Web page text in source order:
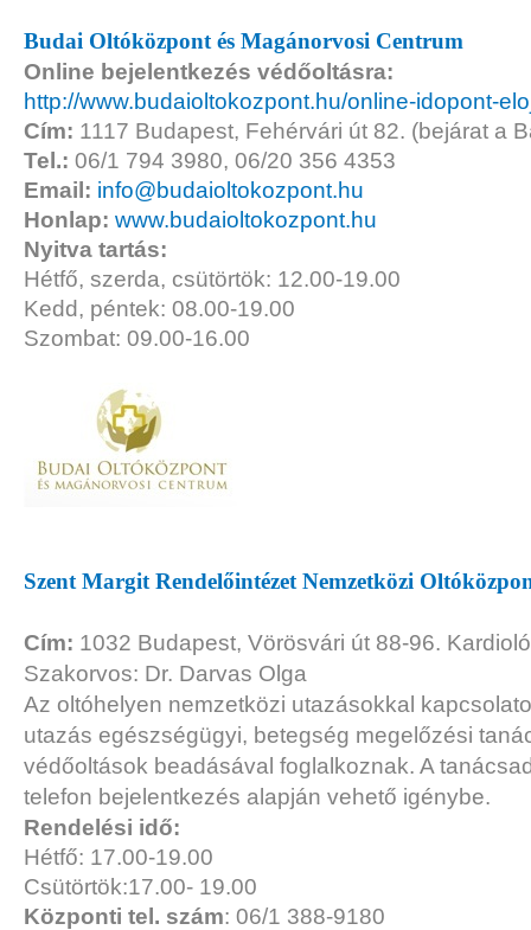
Budai Oltóközpont és Magánorvosi Centrum
Online bejelentkezés védőoltásra:
http://www.budaioltokozpont.hu/online-idopont-
Cím: 1117 Budapest, Fehérvári út 82. (bejárat a
Tel.: 06/1 794 3980, 06/20 356 4353
Email: info@budaioltokozpont.hu
Honlap: www.budaioltokozpont.hu
Nyitva tartás:
Hétfő, szerda, csütörtök: 12.00-19.00
Kedd, péntek: 08.00-19.00
Szombat: 09.00-16.00
Szent Margit Rendelőintézet Nemzetközi
Cím: 1032 Budapest, Vörösvári út 88-96.
Szakorvos: Dr. Darvas Olga
Az oltóhelyen nemzetközi utazásokkal
utazás egészségügyi, betegség megelőzési
védőoltások beadásával foglalkoznak. A
telefon bejelentkezés alapján vehető igénybe.
Rendelési idő:
Hétfő: 17.00-19.00
Csütörtök:17.00- 19.00
Központi tel. szám: 06/1 388-9180